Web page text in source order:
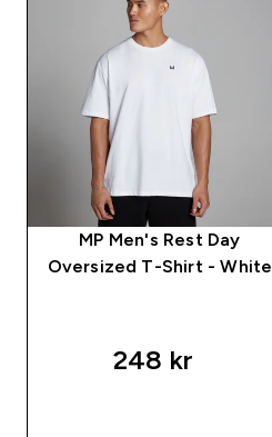
MP Men's Rest Day
Oversized T-Shirt - White
248 kr‎